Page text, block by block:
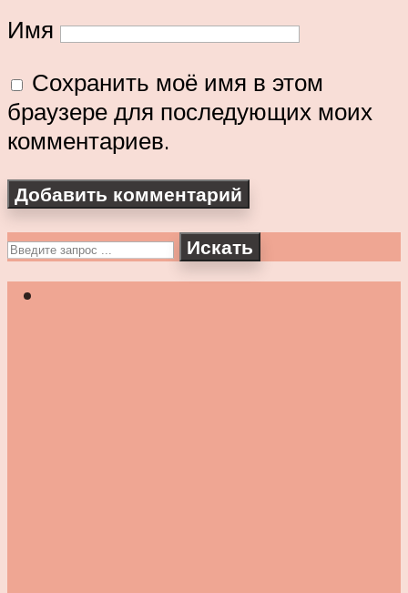
Имя
Сохранить моё имя в этом
браузере для последующих моих
комментариев.
Искать